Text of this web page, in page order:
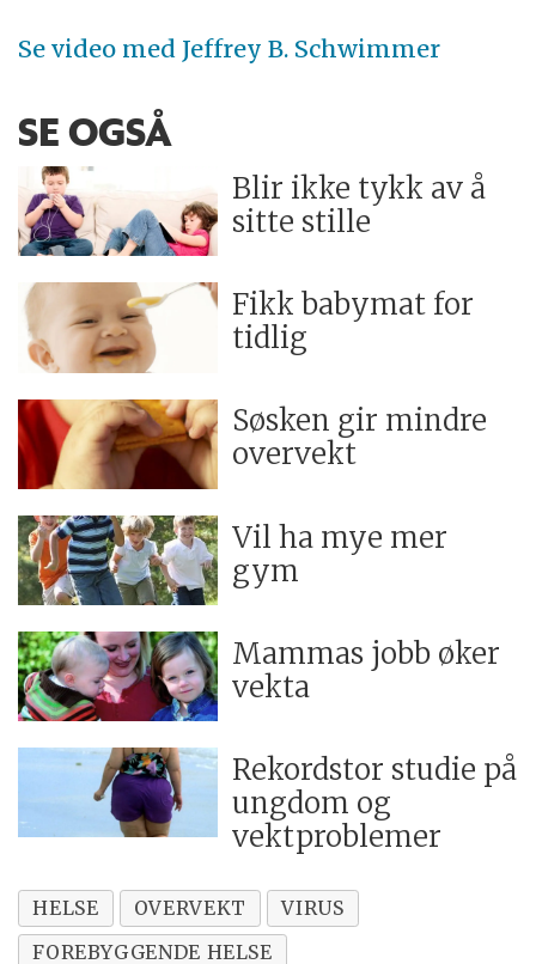
Se video med Jeffrey B. Schwimmer
SE OGSÅ
Blir ikke tykk av å
sitte stille
Fikk babymat for
tidlig
Søsken gir mindre
overvekt
Vil ha mye mer
gym
Mammas jobb øker
vekta
Rekordstor studie på
ungdom og
vektproblemer
HELSE OVERVEKT
VIRUS
FOREBYGGENDE HELSE